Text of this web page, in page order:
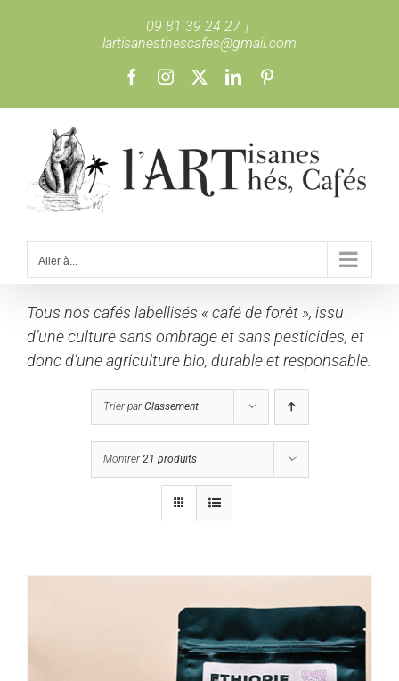
09 81 39 24 27 |
lartisanesthescafes@gmail.com
FacebookInstagram LinkedIn
Aller à...
Tous nos cafés labellisés « café de forêt », issu
d’une culture sans ombrage et sans pesticides, et
donc d’une agriculture bio, durable et responsable.
Trier parClassement
Montrer21 produits